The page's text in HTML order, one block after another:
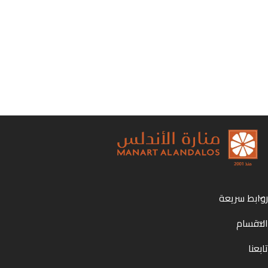
روابط سريعة
الاقسام
تابعنا